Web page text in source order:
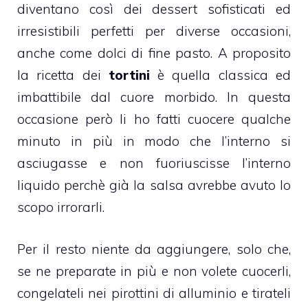
diventano così deidessert sofisticati ed
irresistibili perfetti per diverse occasioni,
anche come dolci di fine pasto. A proposito
la ricetta dei tortini è quella classica ed
imbattibile dal cuore morbido. In questa
occasione però li ho fatti cuocere qualche
minuto in più in modo che l’interno si
asciugasse e non fuoriuscisse l’interno
liquido perchè già la salsa avrebbe avuto lo
scopo irrorarli.
Per il resto niente da aggiungere, solo che,
se ne preparate in più e non volete cuocerli,
congelateli nei pirottini di alluminio e tirateli